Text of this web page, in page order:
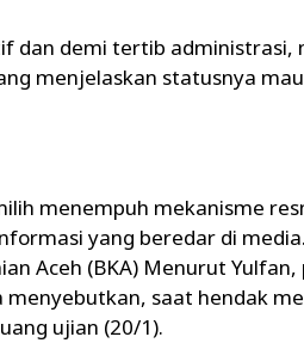
dan demi tertib
menjelaskan statusnya
menempuh mekanisme
yang beredar di
Aceh (BKA) Menurut
saat hendak
ujian (20/1).